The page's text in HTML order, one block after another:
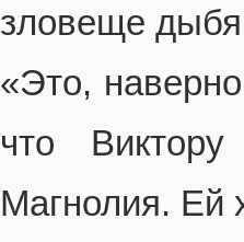
зловеще
«Это,
что
Магнолия. Ей